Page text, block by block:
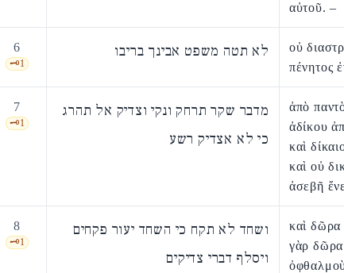
αὐτοῦ. –
6
🗝️1
לא תטה משפט אבינך בריבו
οὐ
πένητος
7
🗝️1
מדבר שקר תרחק ונקי וצדיק אל תהרג
כי לא אצדיק רשע
ἀπὸ
ἀδίκου
καὶ
καὶ οὐ
ἀσεβῆ
8
🗝️1
ושחד לא תקח כי השחד יעור פקחים
ויסלף דברי צדיקים
καὶ δῶρα
γὰρ δῶρα